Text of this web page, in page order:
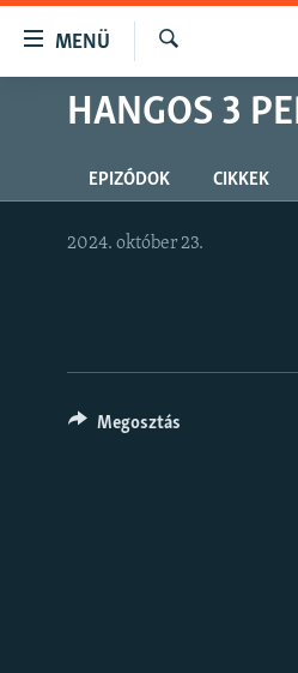
Akadálymentes
MENÜ
NAPIRENDEN
PODCASTOK
VIDEÓK
SZABADON
TÁRSADALOM
HANGOS 3
EPIZÓDOK CIKKEK
2024. október 23.
Megosztás